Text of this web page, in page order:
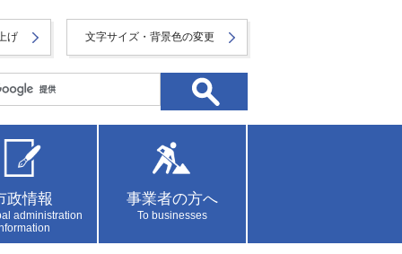
げ 文字サイズ・背景色の変更
政情報
administration
事業者の方へ
To businesses